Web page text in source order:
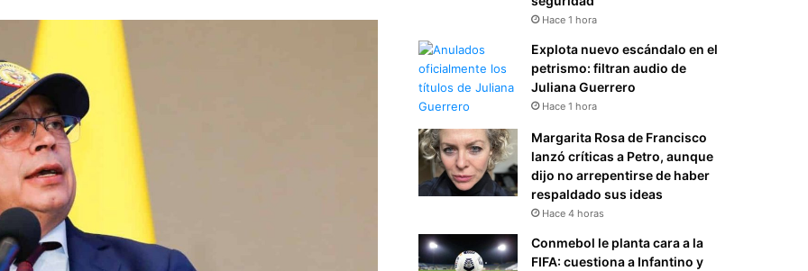
Hace 1 hora
Explota nuevo escándalo en el
petrismo: filtran audio de
Juliana Guerrero
Hace 1 hora
Margarita Rosa de Francisco
lanzó críticas a Petro, aunque
dijo no arrepentirse de haber
respaldado sus ideas
Hace 4 horas
Conmebol le planta cara a la
FIFA: cuestiona a Infantino y